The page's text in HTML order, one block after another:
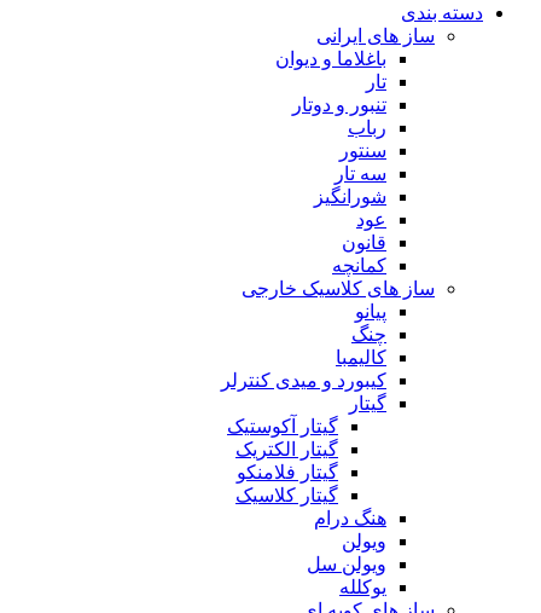
دسته بندی
ساز های ایرانی
باغلاما و دیوان
تار
تنبور و دوتار
رباب
سنتور
سه تار
شورانگیز
عود
قانون
کمانچه
ساز های کلاسیک خارجی
پیانو
چنگ
کالیمبا
کیبورد و میدی کنترلر
گیتار
گیتار آکوستیک
گیتار الکتریک
گیتار فلامنکو
گیتار کلاسیک
هنگ درام
ویولن
ویولن سل
یوکلله